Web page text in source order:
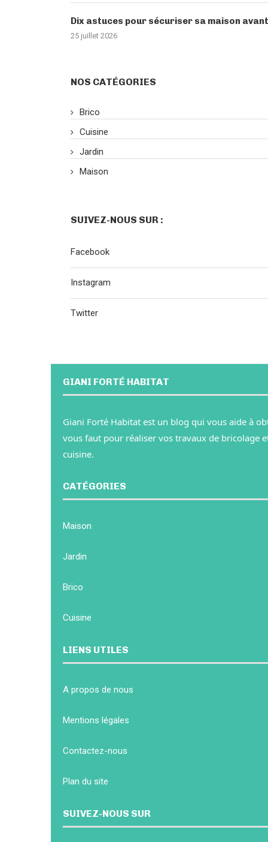
Dix astuces pour sécuriser sa maison
25 juillet 2026
NOS CATÉGORIES
Brico
Cuisine
Jardin
Maison
SUIVEZ-NOUS SUR :
Facebook
Instagram
Twitter
GIANI FORTÉ HABITAT
Giani Forté Habitat est un blog qui vous aide à
vous faut pour réaliser vos travaux de bricolage
cuisine.
CATÉGORIES
Maison
Jardin
Brico
Cuisine
LIENS UTILES
A propos de nous
Mentions légales
Contactez-nous
Plan du site
SUIVEZ-NOUS SUR